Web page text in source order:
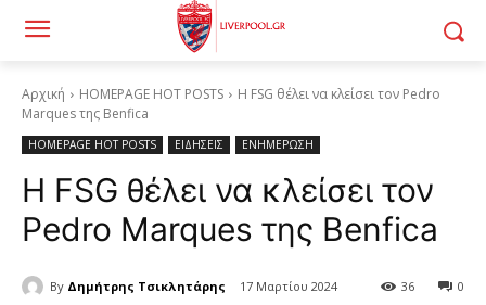
Αρχική HOMEPAGE HOT POSTS
Η FSG θέλει να κλείσει τον Pedro
Marques της Benfica
HOMEPAGE HOT POSTS ΕΙΔΗΣΕΙΣ ΕΝΗΜΕΡΩΣΗ
Η FSG θέλει να κλείσει τον
Pedro Marques της Benfica
By Δημήτρης Τσικλητάρης 17 Μαρτίου 2024 0
36